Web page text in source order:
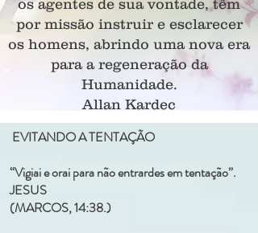
os agentes de sua vontade, têm
por missão instruir e esclarecer
os homens, abrindo uma nova era
para a regeneração da
Humanidade.
Allan Kardec
EVITANDO A TENTAÇÃO
“Vigiai e orai para não entrardes em tentação”.
JESUS
(MARCOS, 14:38.)